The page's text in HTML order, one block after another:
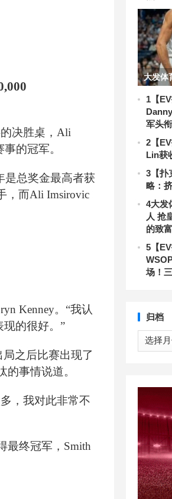
决胜桌，Ali
的冠军。
是总奖金最高者获
，而Ali Imsirovic
Kenney。“我认
现的很好。”
局之后比赛出现了
事情说道。
，我对此非常不
最终冠军，Smith
大发体
熊逆
路！
1 【
军头衔
2 【
Lin获
3 【
略：
4大发
人 抢
的致
5 【
场！
归档
归